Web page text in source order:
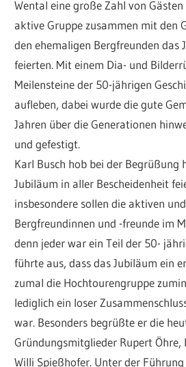
Wental eine große Zahl von
aktive Gruppe zusammen mit den
den ehemaligen Bergfreunden das
feierten. Mit einem Dia- und
Meilensteine der 50-jährigen
aufleben, dabei wurde die gute
Jahren über die Generationen
und gefestigt.
Karl Busch hob bei der Begrüßung
Jubiläum in aller Bescheidenheit
insbesondere sollen die aktiven
Bergfreundinnen und -freunde im
denn jeder war ein Teil der 50-
führte aus, dass das Jubiläum ein
zumal die Hochtourengruppe
lediglich ein loser
war. Besonders begrüßte er die
Gründungsmitglieder Rupert Öhre,
Willi Spießhofer. Unter der